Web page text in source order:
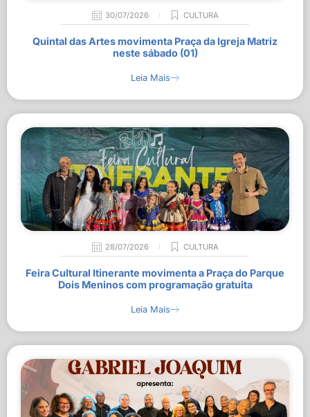
30/07/2026 CULTURA
Quintal das Artes movimenta Praça da Igreja Matriz
neste sábado (01)
Leia Mais
28/07/2026 CULTURA
Feira Cultural Itinerante movimenta a Praça do Parque
Dois Meninos com programação gratuita
Leia Mais